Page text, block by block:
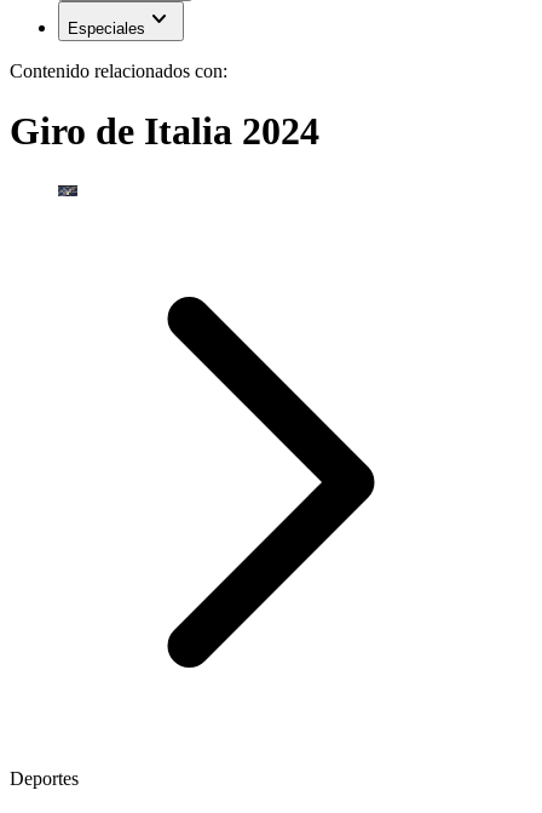
Especiales expand_more
Contenido relacionados con:
Giro de Italia 2024
Deportes